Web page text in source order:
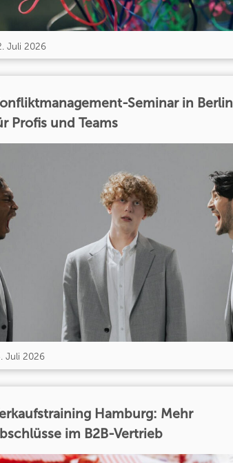
Juli 2026
Seminar in Berlin
Profis und Teams
Juli 2026
Hamburg: Mehr
im B2B-Vertrieb